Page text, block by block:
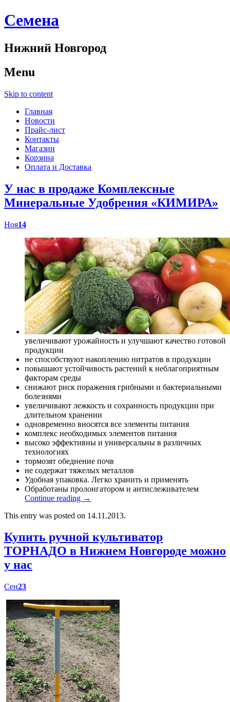
Cемена
Нижний Новгород
Menu
Skip to content
Главная
Новости
Прайс-лист
Контакты
Магазин
Корзина
Оплата и Доставка
У нас в продаже Комплексные
Минеральные Удобрения «КИМИРА»
Ноя14
увеличивают урожайность и улучшают качество готовой
продукции
не способствуют накоплению нитратов в продукции
повышают устойчивость растений к неблагоприятным
факторам среды
снижают риск поражения грибными и бактериальными
болезнями
увеличивают лежкость и сохранность продукции при
длительном хранении
одновременно вносятся все элементы питания
комплекс необходимых элементов питания
высоко эффективны и универсальны в различных
технологиях
тормозят обеднение почв
не содержат тяжелых металлов
Удобная упаковка. Легко хранить и применять
Обработаны пролонгатором и антислеживателем
Continue reading →
This entry was posted on 14.11.2013.
Купить ручной культиватор
ТОРНАДО в Нижнем Новгороде можно
у нас
Сен23